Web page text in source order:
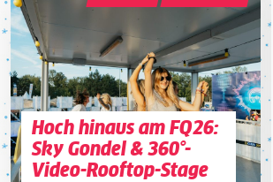
Hoch hinaus am FQ26:
Sky Gondel & 360°-
Video-Rooftop-Stage